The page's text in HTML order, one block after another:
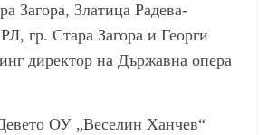
Загора, Златица Радева-
гр. Стара Загора и Георги
директор на Държавна опера
ОУ „Веселин Ханчев“